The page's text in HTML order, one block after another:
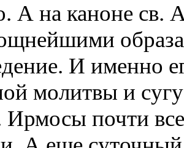
А на каноне св.
И именно
молитвы и
почти